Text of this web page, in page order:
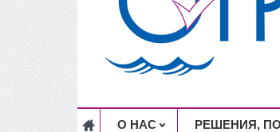
О НАС РЕШЕНИЯ,